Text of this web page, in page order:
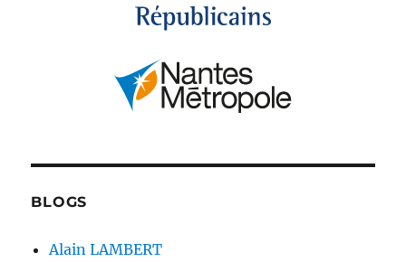
BLOGS
Alain LAMBERT